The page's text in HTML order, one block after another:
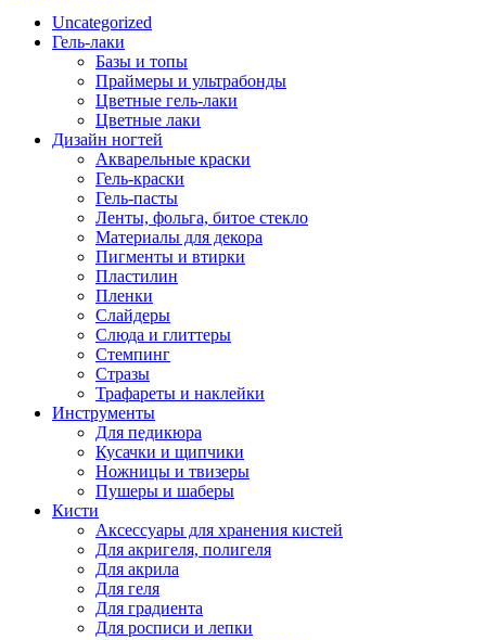
Uncategorized
Гель-лаки
Базы и топы
Праймеры и ультрабонды
Цветные гель-лаки
Цветные лаки
Дизайн ногтей
Акварельные краски
Гель-краски
Гель-пасты
Ленты, фольга, битое стекло
Материалы для декора
Пигменты и втирки
Пластилин
Пленки
Слайдеры
Слюда и глиттеры
Стемпинг
Стразы
Трафареты и наклейки
Инструменты
Для педикюра
Кусачки и щипчики
Ножницы и твизеры
Пушеры и шаберы
Кисти
Аксессуары для хранения кистей
Для акригеля, полигеля
Для акрила
Для геля
Для градиента
Для росписи и лепки